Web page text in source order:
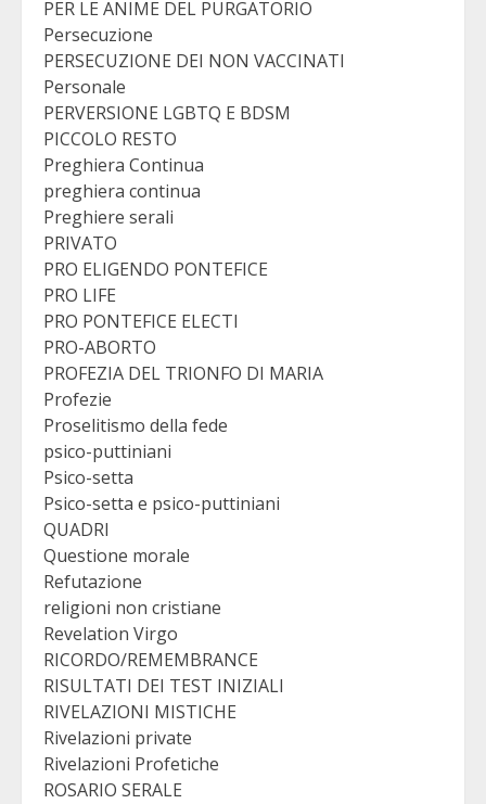
PER LE ANIME DEL PURGATORIO
Persecuzione
PERSECUZIONE DEI NON VACCINATI
Personale
PERVERSIONE LGBTQ E BDSM
PICCOLO RESTO
Preghiera Continua
preghiera continua
Preghiere serali
PRIVATO
PRO ELIGENDO PONTEFICE
PRO LIFE
PRO PONTEFICE ELECTI
PRO-ABORTO
PROFEZIA DEL TRIONFO DI MARIA
Profezie
Proselitismo della fede
psico-puttiniani
Psico-setta
Psico-setta e psico-puttiniani
QUADRI
Questione morale
Refutazione
religioni non cristiane
Revelation Virgo
RICORDO/REMEMBRANCE
RISULTATI DEI TEST INIZIALI
RIVELAZIONI MISTICHE
Rivelazioni private
Rivelazioni Profetiche
ROSARIO SERALE